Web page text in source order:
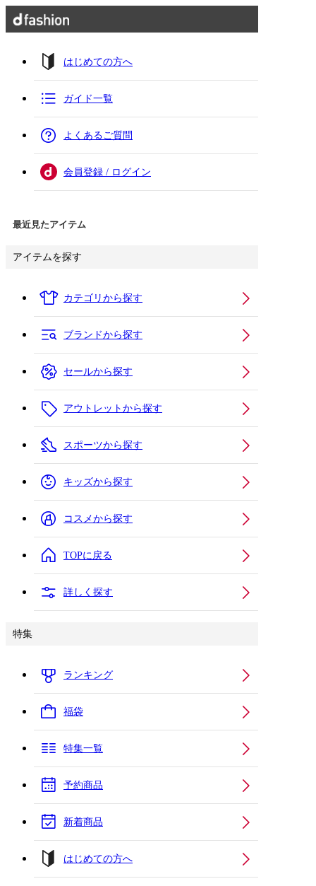
はじめての方へ
ガイド一覧
よくあるご質問
会員登録 / ログイン
最近見たアイテム
アイテムを探す
カテゴリから探す
ブランドから探す
セールから探す
アウトレットから探す
スポーツから探す
キッズから探す
コスメから探す
TOPに戻る
詳しく探す
特集
ランキング
福袋
特集一覧
予約商品
新着商品
はじめての方へ